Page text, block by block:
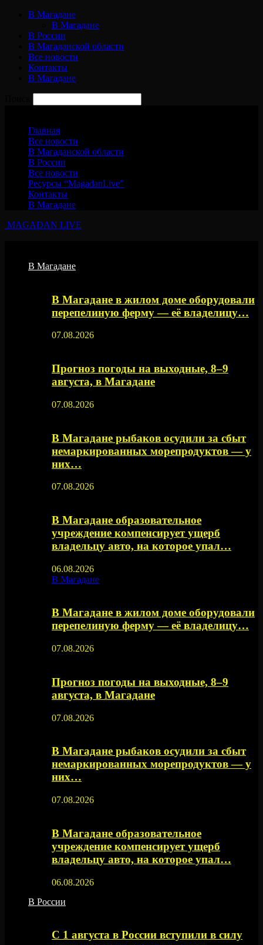
В Магадане
В Магадане
В России
В Магаданской области
Все новости
Контакты
В Магадане
Главная
Все новости
В Магаданской области
В России
Все новости
Ресурсы “MagadanLive”
Контакты
В Магадане
MAGADAN LIVE
В Магадане
В Магадане в жилом доме оборудовали
перепелиную ферму — её владелицу…
07.08.2026
Прогноз погоды на выходные, 8–9
августа, в Магадане
07.08.2026
В Магадане рыбаков осудили за сбыт
немаркированных морепродуктов — у
них…
07.08.2026
В Магадане образовательное
учреждение компенсирует ущерб
владельцу авто, на которое упал…
06.08.2026
В Магадане
В Магадане в жилом доме оборудовали
перепелиную ферму — её владелицу…
07.08.2026
Прогноз погоды на выходные, 8–9
августа, в Магадане
07.08.2026
В Магадане рыбаков осудили за сбыт
немаркированных морепродуктов — у
них…
07.08.2026
В Магадане образовательное
учреждение компенсирует ущерб
владельцу авто, на которое упал…
06.08.2026
В России
С 1 августа в России вступили в силу